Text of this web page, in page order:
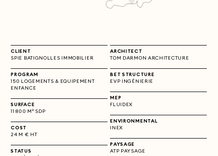
CLIENT
SPIE BATIGNOLLES IMMOBILIER
PROGRAM
150 LOGEMENTS & EQUIPEMENT
ENFANCE
SURFACE
11 800 M² SDP
COST
24 M € HT
STATUS
ARCHITECT
TOM DARMON ARCHITECTURE
BET STRUCTURE
EVP INGÉNIERIE
MEP
FLUIDEX
ENVIRONMENTAL
INEX
PAYSAGE
ATP PAYSAGE